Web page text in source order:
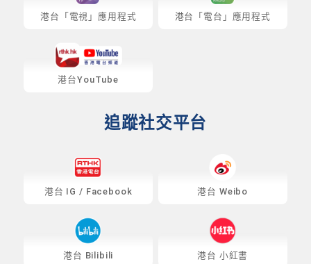
港台「電視」應用程式 港台「電台」應用程式
港台YouTube
追蹤社交平台
港台 IG / Facebook 港台 Weibo
港台 Bilibili 港台 小紅書